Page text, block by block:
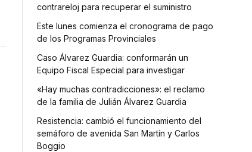
contrareloj para recuperar el suministro
Este lunes comienza el cronograma de pago
de los Programas Provinciales
Caso Álvarez Guardia: conformarán un
Equipo Fiscal Especial para investigar
«Hay muchas contradicciones»: el reclamo
de la familia de Julián Álvarez Guardia
Resistencia: cambió el funcionamiento del
semáforo de avenida San Martín y Carlos
Boggio